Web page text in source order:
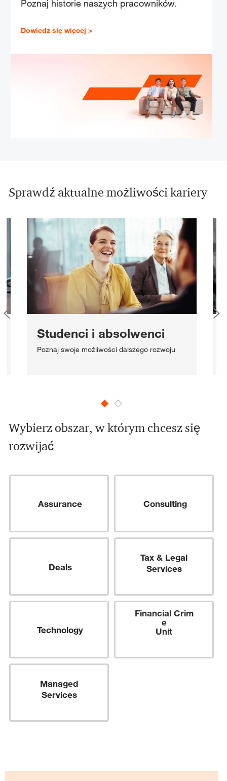
Poznaj historie naszych pracowników.
Dowiedz się więcej >
Sprawdź aktualne możliwości kariery
Studenci i absolwenci
Poznaj swoje możliwości dalszego rozwoju
Wybierz obszar, w którym chcesz się
rozwijać
Assurance Consulting
Deals
Tax & Legal
Services
Technology
Financial Crim
e
Unit
Managed
Services